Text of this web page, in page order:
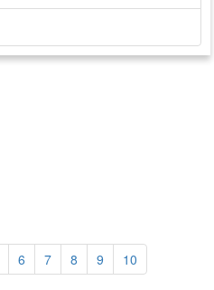
6 7 8 9 10